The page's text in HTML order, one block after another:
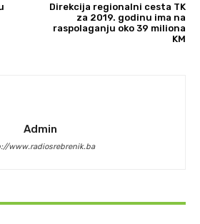
Direkcija regionalni cesta TK
za 2019. godinu ima na
raspolaganju oko 39 miliona
KM
Admin
www.radiosrebrenik.ba